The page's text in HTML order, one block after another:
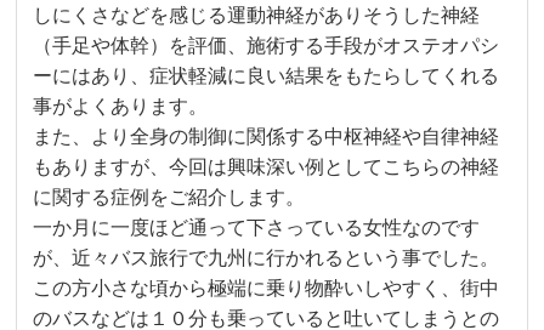
しにくさなどを感じる運動神経がありそうした神経
（手足や体幹）を評価、施術する手段がオステオパシ
ーにはあり、症状軽減に良い結果をもたらしてくれる
事がよくあります。
また、より全身の制御に関係する中枢神経や自律神経
もありますが、今回は興味深い例としてこちらの神経
に関する症例をご紹介します。
一か月に一度ほど通って下さっている女性なのです
が、近々バス旅行で九州に行かれるという事でした。
この方小さな頃から極端に乗り物酔いしやすく、街中
のバスなどは１０分も乗っていると吐いてしまうとの